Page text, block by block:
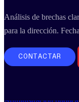
Business Continuity &
Administración pública
Análisis de brechas
para la dirección.
CONTACTAR